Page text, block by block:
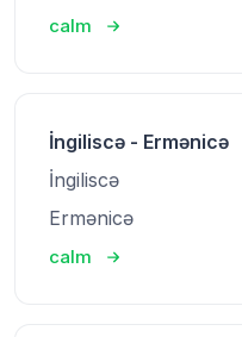
calm
İngiliscə - Ermənicə
İngiliscə
Ermənicə
calm